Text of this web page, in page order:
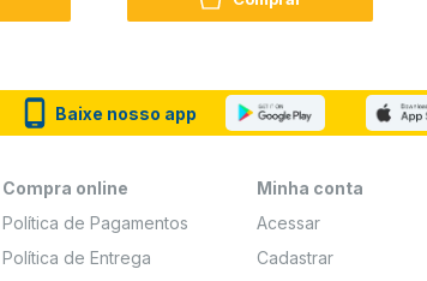
Baixe nosso app
Compra online
Política de Pagamentos
Política de Entrega
Minha conta
Acessar
Cadastrar